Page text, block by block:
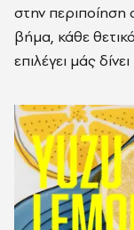
στην
βήμα, κάθε
επιλέγει μάς